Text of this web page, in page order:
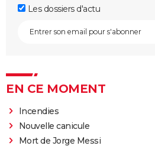
Les dossiers d'actu
EN CE MOMENT
Incendies
Nouvelle canicule
Mort de Jorge Messi